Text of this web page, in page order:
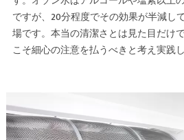
ですが、20分程度でその効果が半減し
場です。本当の清潔さとは見た目だけ
こそ細心の注意を払うべきと考え実践